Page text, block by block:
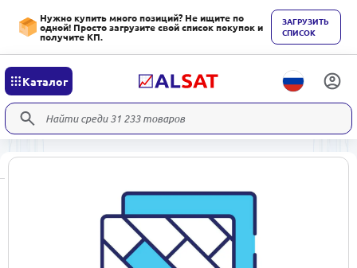
Нужно купить много позиций? Не ищите по
одной! Просто загрузите свой список покупок и
получите КП.
ЗАГРУЗИТЬ
СПИСОК
Каталог